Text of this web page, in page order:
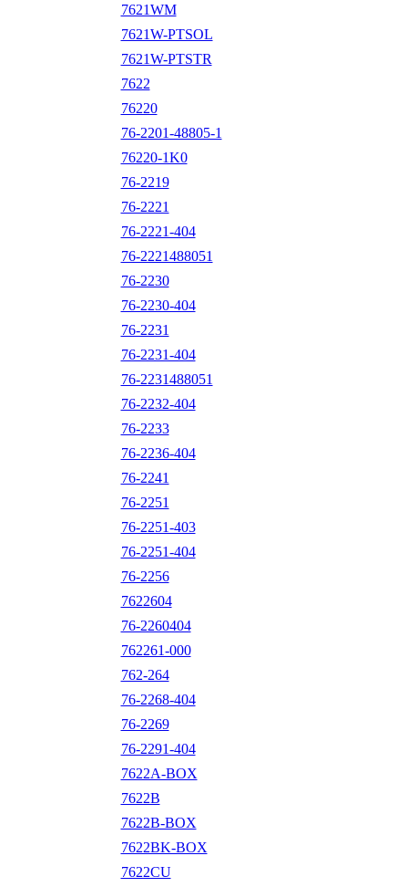
7621WM
7621W-PTSOL
7621W-PTSTR
7622
76220
76-2201-48805-1
76220-1K0
76-2219
76-2221
76-2221-404
76-2221488051
76-2230
76-2230-404
76-2231
76-2231-404
76-2231488051
76-2232-404
76-2233
76-2236-404
76-2241
76-2251
76-2251-403
76-2251-404
76-2256
7622604
76-2260404
762261-000
762-264
76-2268-404
76-2269
76-2291-404
7622A-BOX
7622B
7622B-BOX
7622BK-BOX
7622CU